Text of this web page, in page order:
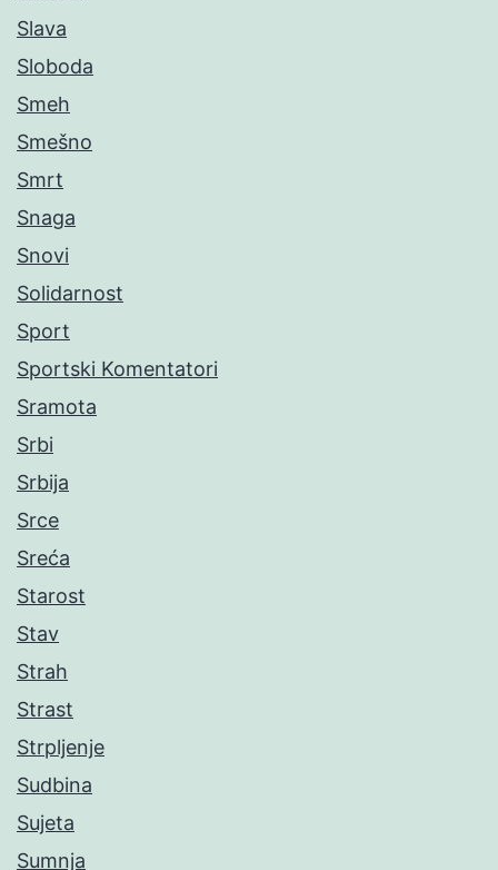
Slava
Sloboda
Smeh
Smešno
Smrt
Snaga
Snovi
Solidarnost
Sport
Sportski Komentatori
Sramota
Srbi
Srbija
Srce
Sreća
Starost
Stav
Strah
Strast
Strpljenje
Sudbina
Sujeta
Sumnja